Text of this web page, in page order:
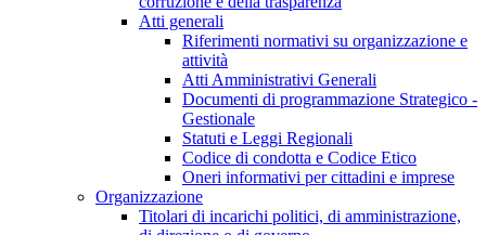
Atti generali
Riferimenti normativi su organizzazione e
attività
Atti Amministrativi Generali
Documenti di programmazione Strategico -
Gestionale
Statuti e Leggi Regionali
Codice di condotta e Codice Etico
Oneri informativi per cittadini e imprese
Organizzazione
Titolari di incarichi politici, di amministrazione,